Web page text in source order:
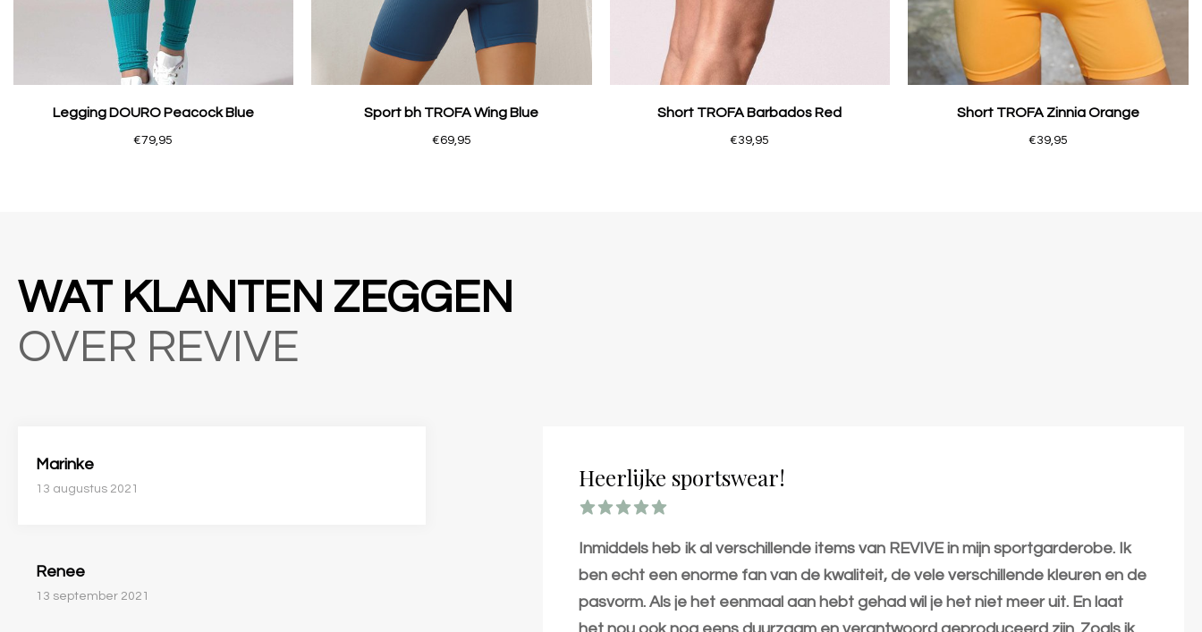
Legging DOURO Peacock Blue
€79,95
Sport bh TROFA Wing Blue
€69,95
Short TROFA Barbados Red
€39,95
Short TROFA Zinnia Orange
€39,95
WAT KLANTEN ZEGGEN
OVER REVIVE
Marinke
13 augustus 2021
Renee
13 september 2021
Heerlijke sportswear!
Inmiddels heb ik al verschillende items van REVIVE in mijn sportgarderobe. Ik
ben echt een enorme fan van de kwaliteit, de vele verschillende kleuren en de
pasvorm. Als je het eenmaal aan hebt gehad wil je het niet meer uit. En laat